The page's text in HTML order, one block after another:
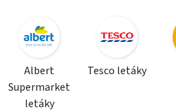
Albert
Supermarket
letáky
Tesco letáky